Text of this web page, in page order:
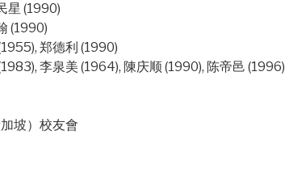
星 (1990)
(1990)
郑德利 (1990)
李泉美 (1964), 陳庆顺 (1990), 陈帝邑 (1996)
坡）校友會